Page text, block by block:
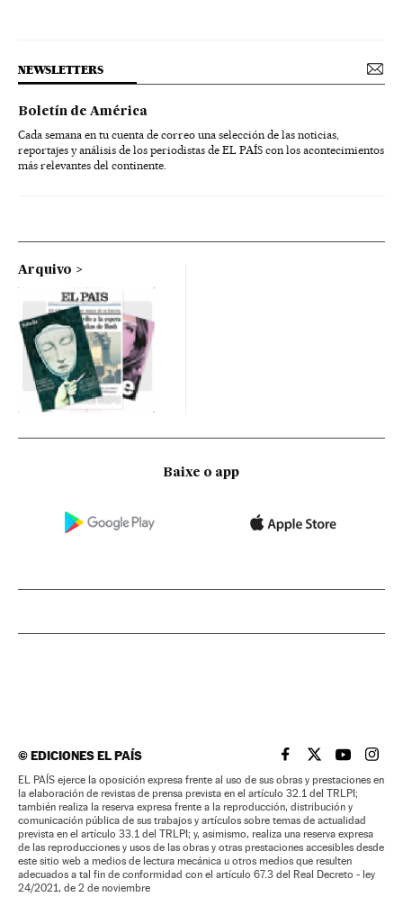
NEWSLETTERS
Boletín de América
Cada semana en tu cuenta de correo una selección de las noticias,
reportajes y análisis de los periodistas de EL PAÍS con los acontecimientos
más relevantes del continente.
Arquivo
Baixe o app
©EDICIONES EL PAÍS EL PAÍS BRASIL EN
EL PAÍSEL PAÍS
EL
EL PAÍS ejerce la oposición expresa frente al uso de sus obras y prestaciones en
la elaboración de revistas de prensa prevista en el artículo 32.1 del TRLPI;
también realiza la reserva expresa frente a la reproducción, distribución y
comunicación pública de sus trabajos y artículos sobre temas de actualidad
prevista en el artículo 33.1 del TRLPI; y, asimismo, realiza una reserva expresa
de las reproducciones y usos de las obras y otras prestaciones accesibles desde
este sitio web a medios de lectura mecánica u otros medios que resulten
adecuados a tal fin de conformidad con el artículo 67.3 del Real Decreto - ley
24/2021, de 2 de noviembre